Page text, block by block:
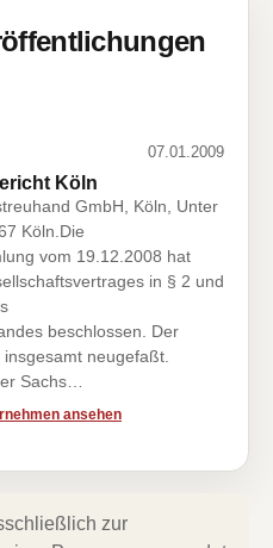
07.01.2009
Köln
GmbH, Köln, Unter
Köln.Die
vom 19.12.2008 hat
in § 2 und
beschlossen. Der
neugefaßt.
Sachs…
ansehen
zur